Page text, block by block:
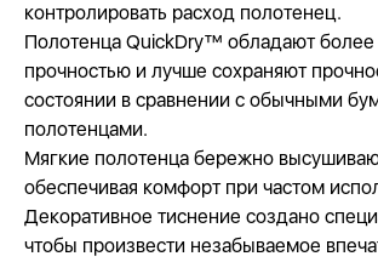
контролировать расход полотенец.
Полотенца QuickDry™ обладают более
прочностью и лучше сохраняют
состоянии в сравнении с обычными
полотенцами.
Мягкие полотенца бережно
обеспечивая комфорт при частом
Декоративное тиснение создано
чтобы произвести незабываемое